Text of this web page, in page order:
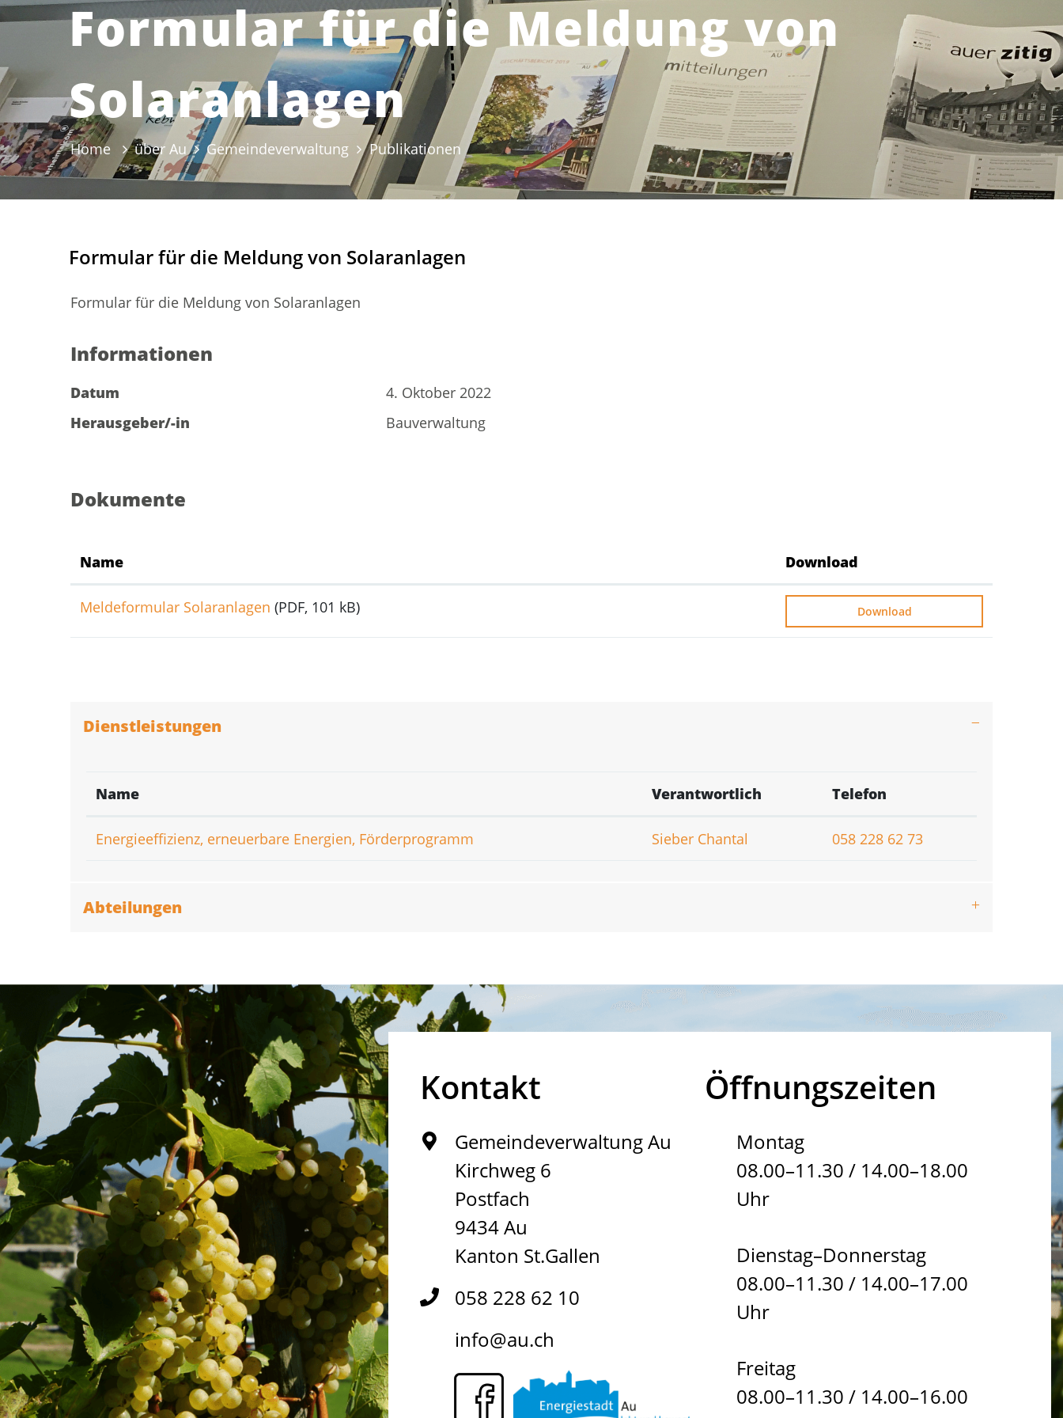
Formular für die Meldung von
Solaranlagen
Home über Au Gemeindeverwaltung Publikationen (ausgewählt)
Formular für die Meldung von Solaranlagen
Formular für die Meldung von Solaranlagen
Informationen
Datum
4. Oktober 2022
Herausgeber/-in
Bauverwaltung
Dokumente
Name Download
Meldeformular Solaranlagen (PDF, 101 kB) Download
Dienstleistungen
Name Verantwortlich Telefon
Energieeffizienz, erneuerbare Energien, Förderprogramm Sieber Chantal 058 228 62 73
Abteilungen
Fusszeile Kontakt
Gemeindeverwaltung Au
Kirchweg 6
Postfach
9434 Au
Kanton St.Gallen
058 228 62 10
info@au.ch
Öffnungszeiten
Montag
08.00–11.30 / 14.00–18.00
Uhr
Dienstag–Donnerstag
08.00–11.30 / 14.00–17.00
Uhr
Freitag
08.00–11.30 / 14.00–16.00